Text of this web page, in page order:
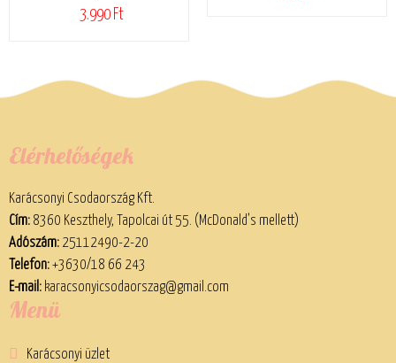
3.990 Ft
Elérhetőségek
Karácsonyi Csodaország Kft.
Cím:8360 Keszthely, Tapolcai út 55. (McDonald’s mellett)
Adószám:25112490-2-20
Telefon:+3630/18 66 243
E-mail: karacsonyicsodaorszag@gmail.com
Menü
Karácsonyi üzlet